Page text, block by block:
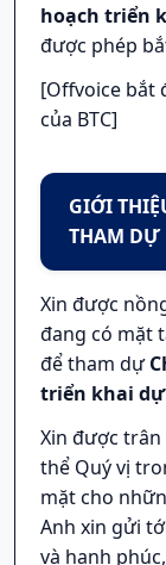
hoạch triển
được phép
[Offvoice bắt
của BTC]
GIỚI
THAM DỰ
Xin được
đang có mặt
để tham dự
triển khai
Xin được
thể Quý vị
mặt cho
Anh xin gửi
và hạnh